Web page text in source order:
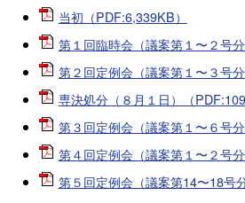
当初（PDF:6,339KB）
第１回臨時会（議案第１〜２号
第２回定例会（議案第１〜３号
専決処分（８月１日）（
第３回定例会（議案第１〜６号
第４回定例会（議案第１ 〜２号
第５回定例会（議案第14〜18号